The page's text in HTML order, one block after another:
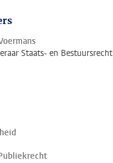
Staats- en Bestuursrecht